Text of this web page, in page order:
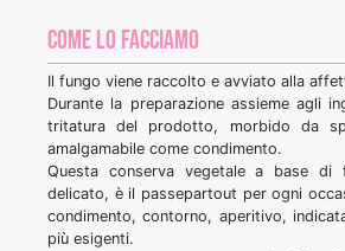
Come lo facciamo
Il fungo viene raccolto e avviato alla
Durante la preparazione assieme agli
tritatura del prodotto, morbido da
amalgamabile come condimento.
Questa conserva vegetale a base di
delicato, è il passepartout per ogni
condimento, contorno, aperitivo,
più esigenti.